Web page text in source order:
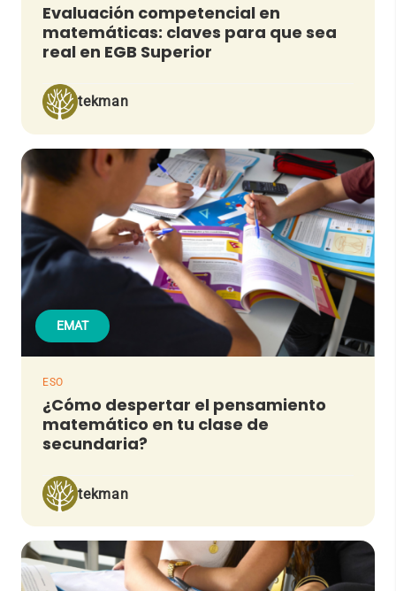
Evaluación competencial en
matemáticas: claves para que sea
real en EGB Superior
tekman
EMAT
ESO
¿Cómo despertar el pensamiento
matemático en tu clase de
secundaria?
tekman